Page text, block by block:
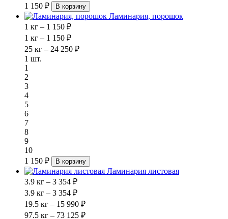
1 150 ₽
В корзину
Ламинария, порошок
1 кг – 1 150 ₽
1 кг – 1 150 ₽
25 кг – 24 250 ₽
1 шт.
1
2
3
4
5
6
7
8
9
10
1 150 ₽
В корзину
Ламинария листовая
3.9 кг – 3 354 ₽
3.9 кг – 3 354 ₽
19.5 кг – 15 990 ₽
97.5 кг – 73 125 ₽